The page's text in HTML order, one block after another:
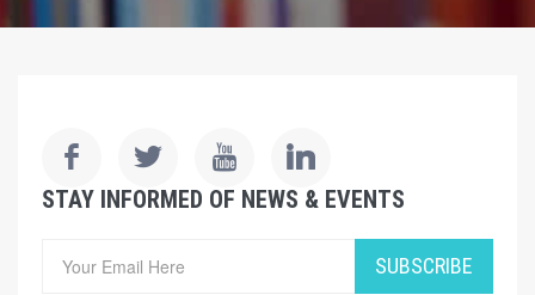
STAY INFORMED OF NEWS & EVENTS
SUBSCRIBE